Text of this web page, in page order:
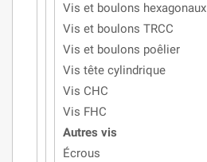
Vis et boulons hexagonaux
Vis et boulons TRCC
Vis et boulons poêlier
Vis tête cylindrique
Vis CHC
Vis FHC
Autres vis
Écrous